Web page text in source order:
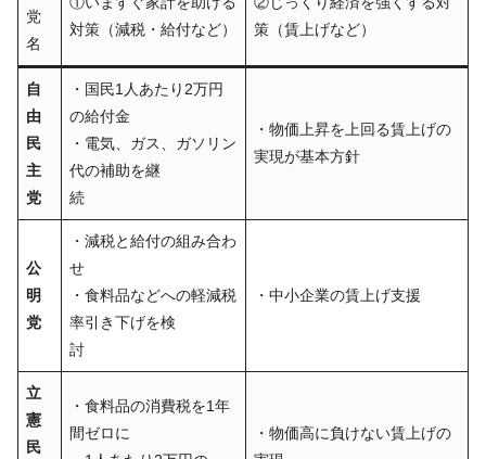
党
名
対策（減税・給付など）
策（賃上げなど）
自
由
民
主
党
・国民1人あたり2万円
の給付金
・電気、ガス、ガソリン
代の補助を継
続
・物価上昇を上回る賃上げの
実現が基本方針
公
明
党
・減税と給付の組み合わ
せ
・食料品などへの軽減税
率引き下げを検
討
・中小企業の賃上げ支援
立
憲
民
・食料品の消費税を1年
間ゼロに
・物価高に負けない賃上げの